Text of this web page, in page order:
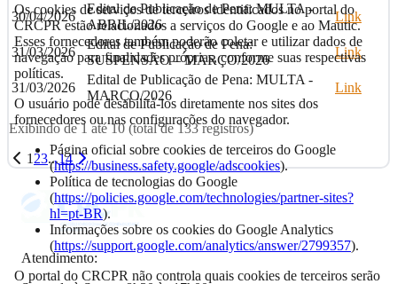
30/04/2026
Edital de Publicação de Pena: MULTA -
ABRIL/2026
Link
31/03/2026
Edital de Publicação de Pena:
SUSPENSÃO – MARÇO/2026
Link
31/03/2026
Edital de Publicação de Pena: MULTA -
MARÇO/2026
Link
Exibindo de1 até10(total de133registros)
123...14
Atendimento:
Os cookies de serviços de terceiros identificados no portal do
CRCPR estão relacionados a serviços do Google e ao Mautic.
Esses fornecedores também poderão coletar e utilizar dados de
navegação para finalidades próprias, conforme suas respectivas
políticas.
O usuário pode desabilitá-los diretamente nos sites dos
fornecedores ou nas configurações do navegador.
Página oficial sobre cookies de terceiros do Google
(https://business.safety.google/adscookies).
Política de tecnologias do Google
(https://policies.google.com/technologies/partner-sites?
hl=pt-BR).
Informações sobre os cookies do Google Analytics
(https://support.google.com/analytics/answer/2799357).
O portal do CRCPR não controla quais cookies de terceiros serão